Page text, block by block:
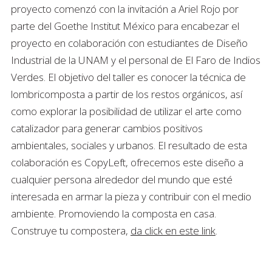
proyecto comenzó con la invitación a Ariel Rojo por
parte del Goethe Institut México para encabezar el
proyecto en colaboración con estudiantes de Diseño
Industrial de la UNAM y el personal de El Faro de Indios
Verdes. El objetivo del taller es conocer la técnica de
lombricomposta a partir de los restos orgánicos, así
como explorar la posibilidad de utilizar el arte como
catalizador para generar cambios positivos
ambientales, sociales y urbanos. El resultado de esta
colaboración es CopyLeft, ofrecemos este diseño a
cualquier persona alrededor del mundo que esté
interesada en armar la pieza y contribuir con el medio
ambiente. Promoviendo la composta en casa.
Construye tu compostera, da click en este link.